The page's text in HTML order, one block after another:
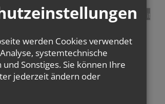
tweet pin it
werden Cookies verwendet
systemtechnische
Sonstiges. Sie können Ihre
jederzeit ändern oder